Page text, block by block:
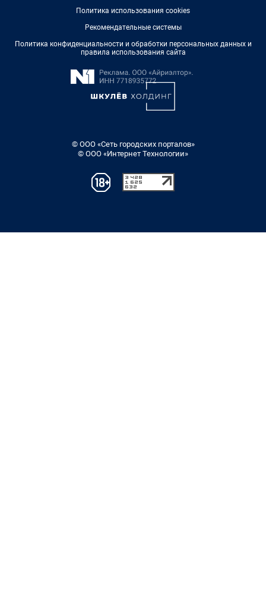
Политика использования cookies
Рекомендательные системы
Политика конфиденциальности и обработки персональных данных и
правила использования сайта
© ООО «Сеть городских порталов»
© ООО «Интернет Технологии»